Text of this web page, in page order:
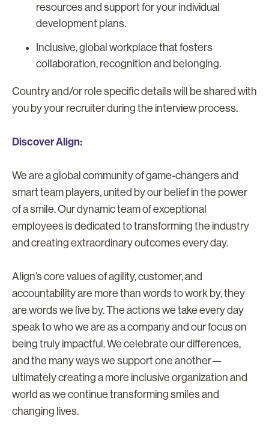
resources and support for your individual
development plans.
Inclusive, global workplace that fosters
collaboration, recognition and belonging.
Country and/or role specific details will be shared with
you by your recruiter during the interview process.
Discover Align:
We are a global community of game-changers and
smart team players, united by our belief in the power
of a smile. Our dynamic team of exceptional
employees is dedicated to transforming the industry
and creating extraordinary outcomes every day.
Align’s core values of agility, customer, and
accountability are more than words to work by, they
are words we live by. The actions we take every day
speak to who we are as a company and our focus on
being truly impactful. We celebrate our differences,
and the many ways we support one another—
ultimately creating a more inclusive organization and
world as we continue transforming smiles and
changing lives.